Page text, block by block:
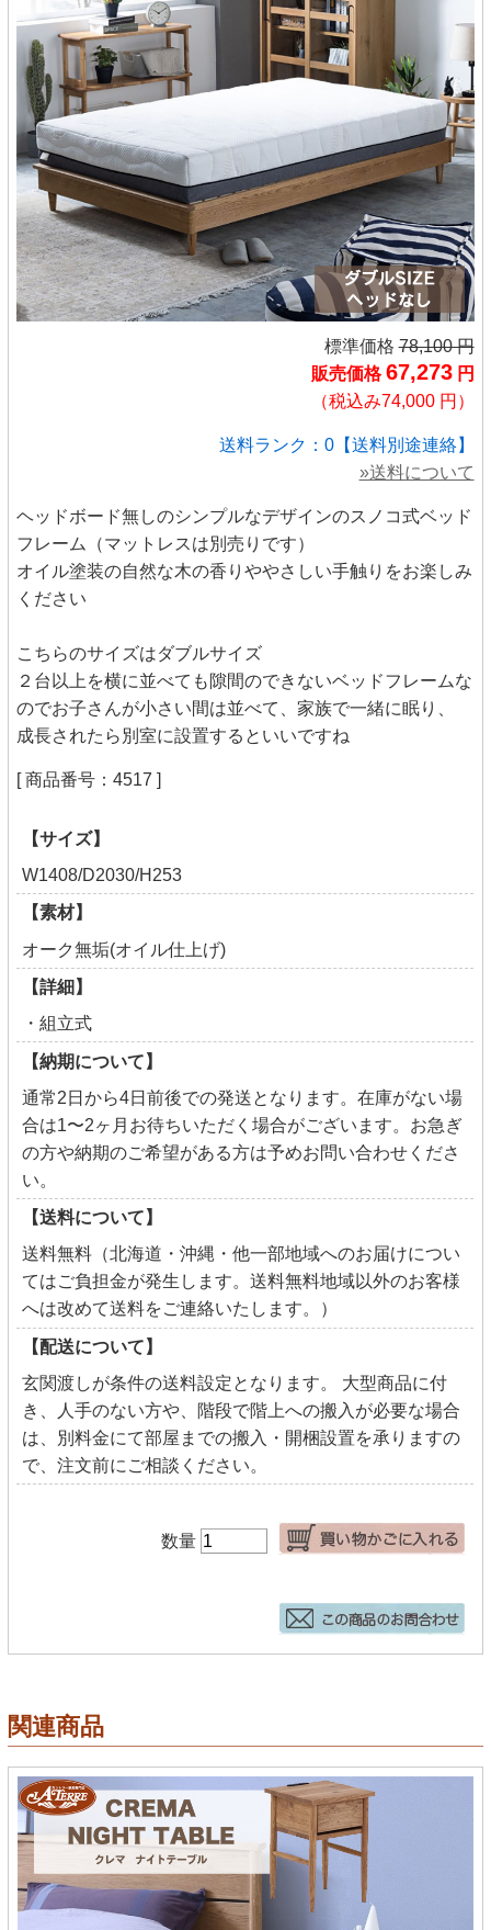
標準価格78,100 円
販売価格67,273円
（税込み74,000 円）
送料ランク：0【送料別途連絡】
»送料について
ヘッドボード無しのシンプルなデザインのスノコ式ベッド
フレーム（マットレスは別売りです）
オイル塗装の自然な木の香りややさしい手触りをお楽しみ
ください
こちらのサイズはダブルサイズ
２台以上を横に並べても隙間のできないベッドフレームな
のでお子さんが小さい間は並べて、家族で一緒に眠り、
成長されたら別室に設置するといいですね
[ 商品番号：4517 ]
【サイズ】
W1408/D2030/H253
【素材】
オーク無垢(オイル仕上げ)
【詳細】
・組立式
【納期について】
通常2日から4日前後での発送となります。在庫がない場
合は1〜2ヶ月お待ちいただく場合がございます。お急ぎ
の方や納期のご希望がある方は予めお問い合わせくださ
い。
【送料について】
送料無料（北海道・沖縄・他一部地域へのお届けについ
てはご負担金が発生します。送料無料地域以外のお客様
へは改めて送料をご連絡いたします。）
【配送について】
玄関渡しが条件の送料設定となります。 大型商品に付
き、人手のない方や、階段で階上への搬入が必要な場合
は、別料金にて部屋までの搬入・開梱設置を承りますの
で、注文前にご相談ください。
数量
関連商品